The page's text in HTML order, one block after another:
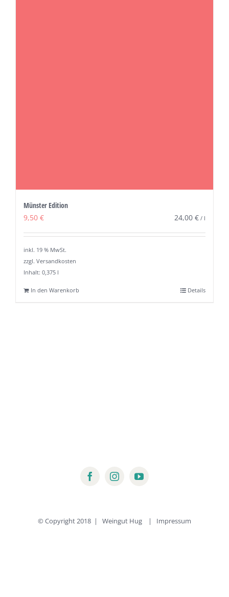
Münster Edition
9,50 € 24,00 € / l
inkl. 19 % MwSt.
zzgl. Versandkosten
Inhalt: 0,375 l
In den Warenkorb Details
© Copyright 2018 | Weingut Hug | Impressum